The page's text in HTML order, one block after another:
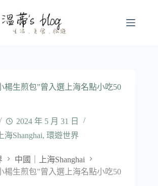
楊生煎包”曾入選上海名點小吃50
2024 年 5 月 31 日
海Shanghai, 環遊世界
中國｜上海Shanghai
楊生煎包”曾入選上海名點小吃50